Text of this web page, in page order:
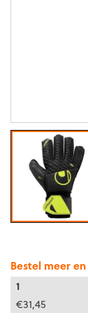
Bestel meer
1
€31,45